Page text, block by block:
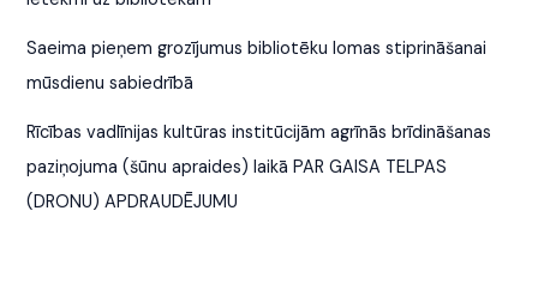
Saeima pieņem grozījumus bibliotēku lomas stiprināšanai
mūsdienu sabiedrībā
Rīcības vadlīnijas kultūras institūcijām agrīnās brīdināšanas
paziņojuma (šūnu apraides) laikā PAR GAISA TELPAS
(DRONU) APDRAUDĒJUMU